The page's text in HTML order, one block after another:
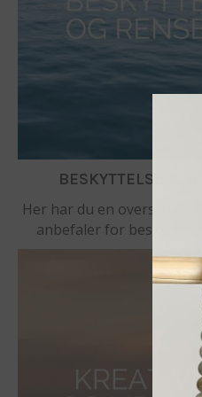
BESKYTTELSE &
Her har du en oversikt
anbefaler for beskyttelse